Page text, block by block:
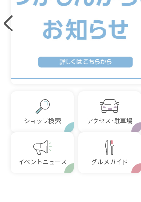
ショップ検索 アクセス･駐車場
イベントニュース グルメガイド